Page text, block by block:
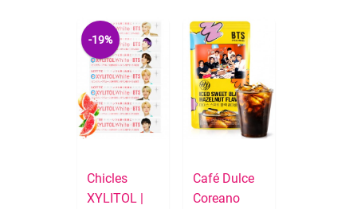
-19%
Chicles
XYLITOL |
Café Dulce
Coreano